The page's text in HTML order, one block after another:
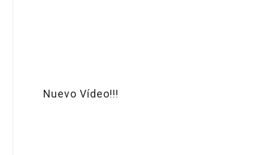
Nuevo Vídeo!!!